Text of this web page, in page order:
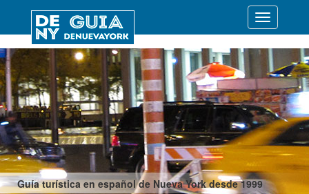
Guía turística en español de Nueva York desde 1999
Desplegar